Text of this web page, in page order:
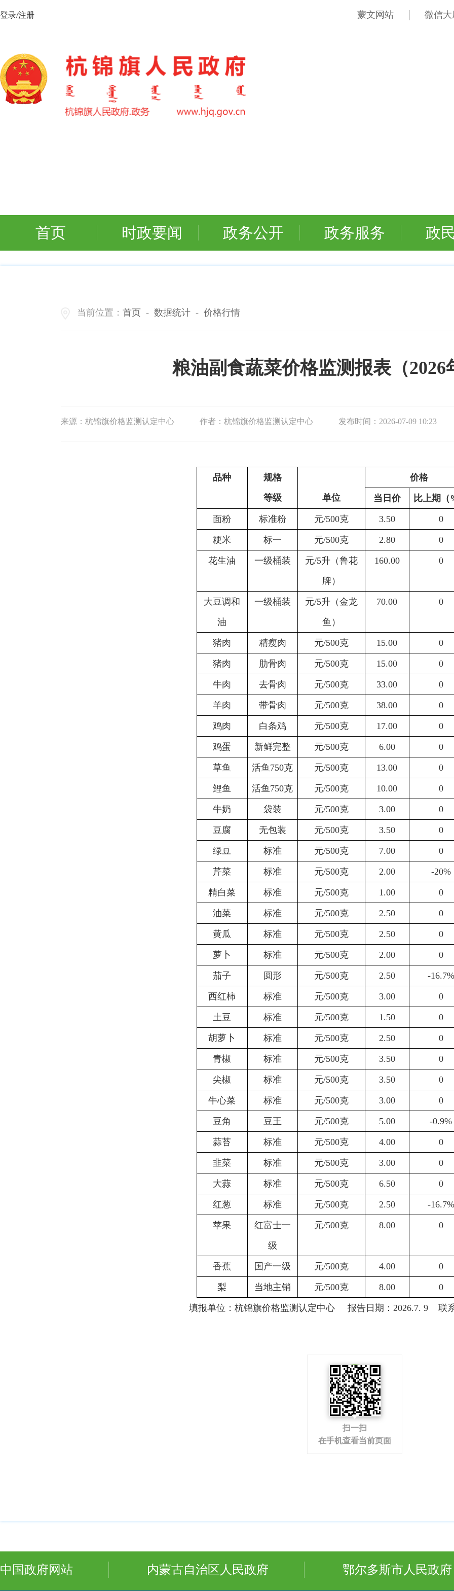
登录/注册 蒙文网站 微信大
首页 时政要闻 政务公开 政务服务 政
当前位置： 首页 - 数据统计 - 价格行情
粮油副食蔬菜价格监测报表（2026
来源： 杭锦旗价格监测认定中心 作者： 杭锦旗价格监测认定中心 发布时间： 2026-07-09 10:23
品种
规格
等级
单位
价格
当日价 比上期（
面粉 标准粉 元/500克 3.50 0
粳米 标一 元/500克 2.80 0
花生油 一级桶装 元/5升（鲁花
牌）
160.00 0
大豆调和
油
一级桶装 元/5升（金龙
鱼）
70.00 0
猪肉 精瘦肉 元/500克 15.00 0
猪肉 肋骨肉 元/500克 15.00 0
牛肉 去骨肉 元/500克 33.00 0
羊肉 带骨肉 元/500克 38.00 0
鸡肉 白条鸡 元/500克 17.00 0
鸡蛋 新鲜完整 元/500克 6.00 0
草鱼 活鱼 750克 元/500克 13.00 0
鲤鱼 活鱼 750克 元/500克 10.00 0
牛奶 袋装 元/500克 3.00 0
豆腐 无包装 元/500克 3.50 0
绿豆 标准 元/500克 7.00 0
芹菜 标准 元/500克 2.00 -20%
精白菜 标准 元/500克 1.00 0
油菜 标准 元/500克 2.50 0
黄瓜 标准 元/500克 2.50 0
萝卜 标准 元/500克 2.00 0
茄子 圆形 元/500克 2.50 -16.7%
西红柿 标准 元/500克 3.00 0
土豆 标准 元/500克 1.50 0
胡萝卜 标准 元/500克 2.50 0
青椒 标准 元/500克 3.50 0
尖椒 标准 元/500克 3.50 0
牛心菜 标准 元/500克 3.00 0
豆角 豆王 元/500克 5.00 -0.9%
蒜苔 标准 元/500克 4.00 0
韭菜 标准 元/500克 3.00 0
大蒜 标准 元/500克 6.50 0
红葱 标准 元/500克 2.50 -16.7%
苹果
红富士一
级
元/500克 8.00 0
香蕉 国产一级 元/500克 4.00 0
梨 当地主销 元/500克 8.00 0
填报单位：杭锦旗价格监测认定中心 报告日期： 2026.7. 9 联
扫一扫
在手机查看当前页面
中国政府网站 内蒙古自治区人民政府 鄂尔多斯市人民政府